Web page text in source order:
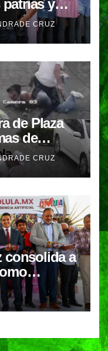
y
CRUZ
de Plaza
de
CRUZ
consolida a